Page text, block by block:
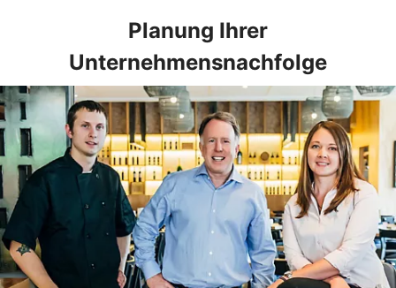
Planung Ihrer
Unternehmensnachfolge